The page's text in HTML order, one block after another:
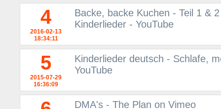
4
2016-02-13
18:34:11
Backe, backe Kuchen - Teil 1 &
Kinderlieder - YouTube
5
2015-07-29
16:36:09
Kinderlieder deutsch - Schlafe,
YouTube
DMA's - The Plan on Vimeo